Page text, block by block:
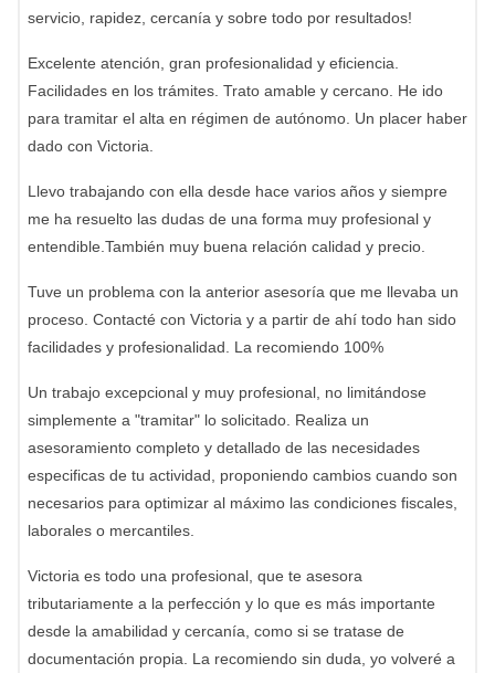
servicio, rapidez, cercanía y sobre todo por resultados!
Excelente atención, gran profesionalidad y eficiencia.
Facilidades en los trámites. Trato amable y cercano. He ido
para tramitar el alta en régimen de autónomo. Un placer haber
dado con Victoria.
Llevo trabajando con ella desde hace varios años y siempre
me ha resuelto las dudas de una forma muy profesional y
entendible.También muy buena relación calidad y precio.
Tuve un problema con la anterior asesoría que me llevaba un
proceso. Contacté con Victoria y a partir de ahí todo han sido
facilidades y profesionalidad. La recomiendo 100%
Un trabajo excepcional y muy profesional, no limitándose
simplemente a "tramitar" lo solicitado. Realiza un
asesoramiento completo y detallado de las necesidades
especificas de tu actividad, proponiendo cambios cuando son
necesarios para optimizar al máximo las condiciones fiscales,
laborales o mercantiles.
Victoria es todo una profesional, que te asesora
tributariamente a la perfección y lo que es más importante
desde la amabilidad y cercanía, como si se tratase de
documentación propia. La recomiendo sin duda, yo volveré a